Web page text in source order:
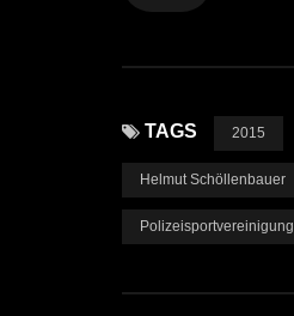
TAGS 2015
Helmut Schöllenbauer
Polizeisportvereinigung